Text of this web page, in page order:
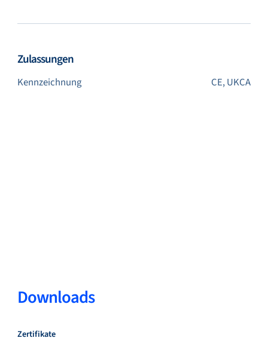
Zulassungen
Kennzeichnung CE, UKCA
Downloads
Zertifikate